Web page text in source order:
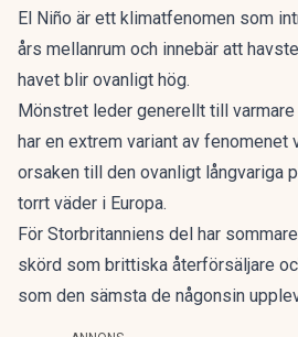
El Niño är ett klimatfenomen som
års mellanrum och innebär att
havet blir ovanligt hög.
Mönstret leder generellt till
har en extrem variant av fenomenet
orsaken till den ovanligt långvariga
torrt väder i Europa.
För Storbritanniens del har
skörd som brittiska återförsäljare
som den sämsta de någonsin